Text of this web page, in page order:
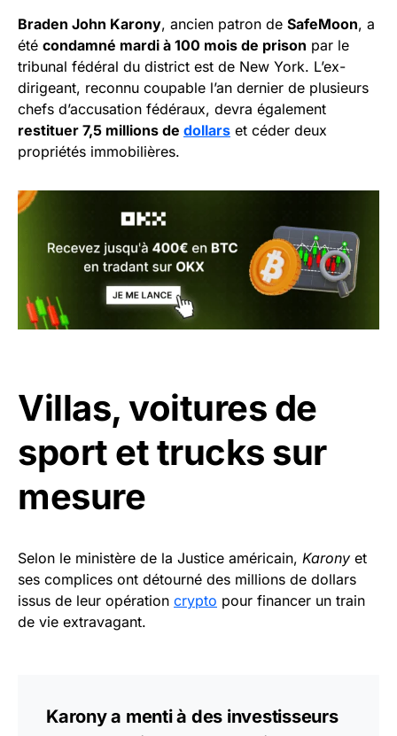
Braden John Karony, ancien patron de SafeMoon, a
été condamné mardi à 100 mois de prison par le
tribunal fédéral du district est de New York. L’ex-
dirigeant, reconnu coupable l’an dernier de plusieurs
chefs d’accusation fédéraux, devra également
restituer 7,5 millions de dollars et céder deux
propriétés immobilières.
Villas, voitures de
sport et trucks sur
mesure
Selon le ministère de la Justice américain, Karony et
ses complices ont détourné des millions de dollars
issus de leur opération crypto pour financer un train
de vie extravagant.
Karony a menti à des investisseurs